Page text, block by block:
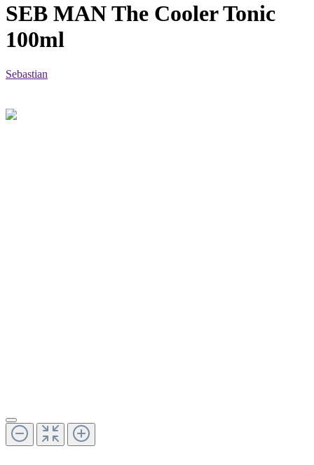
SEB MAN The Cooler Tonic
100ml
Sebastian